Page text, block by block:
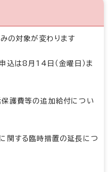
の対象が変わります
込は8月14日（金曜日）ま
護費等の追加給付につい
関する臨時措置の延長につ